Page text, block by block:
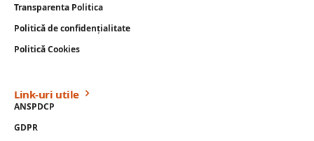
Transparenta Politica
Politică de confidențialitate
Politică Cookies
Link-uri utile
ANSPDCP
GDPR